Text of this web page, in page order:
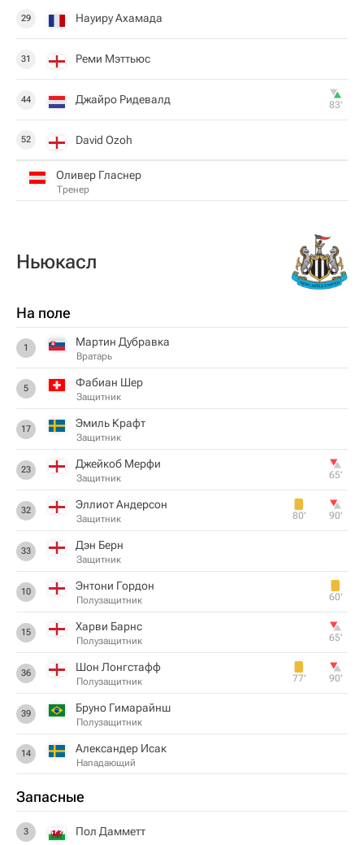
29 Науиру Ахамада
31 Реми Мэттьюс
44 Джайро Ридевалд 83‎’‎
52 David Ozoh
Оливер Гласнер
Тренер
Ньюкасл
На поле
1 Мартин Дубравка
Вратарь
5 Фабиан Шер
Защитник
17 Эмиль Крафт
Защитник
23 Джейкоб Мерфи
Защитник 65‎’‎
32 Эллиот Андерсон
Защитник 80‎’‎ 90‎’‎
33 Дэн Берн
Защитник
10 Энтони Гордон
Полузащитник 60‎’‎
15 Харви Барнс
Полузащитник 65‎’‎
36 Шон Лонгстафф
Полузащитник 77‎’‎ 90‎’‎
39 Бруно Гимарайнш
Полузащитник
14 Александер Исак
Нападающий
Запасные
3 Пол Дамметт